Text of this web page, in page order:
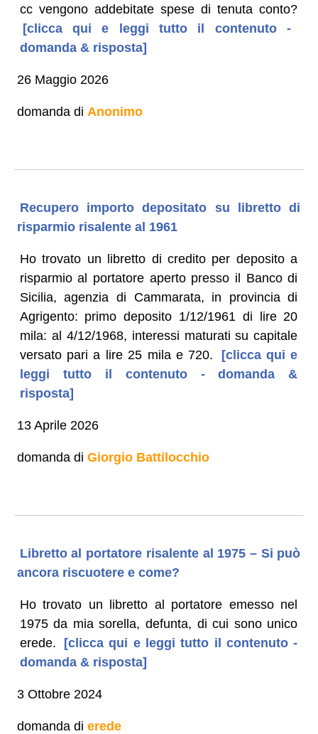
cc vengono addebitate spese di tenuta conto?
[clicca qui e leggi tutto il contenuto -
domanda & risposta]
26 Maggio 2026
domanda di Anonimo
Recupero importo depositato su libretto di
risparmio risalente al 1961
Ho trovato un libretto di credito per deposito a
risparmio al portatore aperto presso il Banco di
Sicilia, agenzia di Cammarata, in provincia di
Agrigento: primo deposito 1/12/1961 di lire 20
mila: al 4/12/1968, interessi maturati su capitale
versato pari a lire 25 mila e 720.
[clicca qui e
leggi tutto il contenuto - domanda &
risposta]
13 Aprile 2026
domanda di Giorgio Battilocchio
Libretto al portatore risalente al 1975 – Si può
ancora riscuotere e come?
Ho trovato un libretto al portatore emesso nel
1975 da mia sorella, defunta, di cui sono unico
erede.
[clicca qui e leggi tutto il contenuto -
domanda & risposta]
3 Ottobre 2024
domanda di erede